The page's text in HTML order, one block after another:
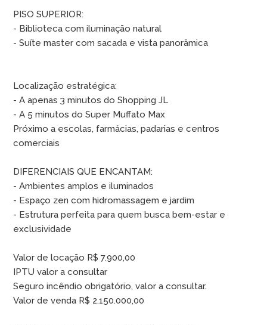
PISO SUPERIOR:
- Biblioteca com iluminação natural
- Suíte master com sacada e vista panorâmica
Localização estratégica:
- A apenas 3 minutos do Shopping JL
- A 5 minutos do Super Muffato Max
Próximo a escolas, farmácias, padarias e centros
comerciais
DIFERENCIAIS QUE ENCANTAM:
- Ambientes amplos e iluminados
- Espaço zen com hidromassagem e jardim
- Estrutura perfeita para quem busca bem-estar e
exclusividade
Valor de locação R$ 7.900,00
IPTU valor a consultar
Seguro incêndio obrigatório, valor a consultar.
Valor de venda R$ 2.150.000,00